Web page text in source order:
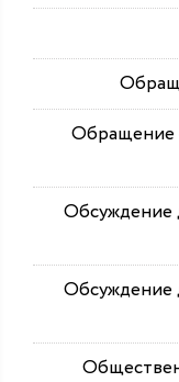
Обращение
Обсуждение
Обсуждение